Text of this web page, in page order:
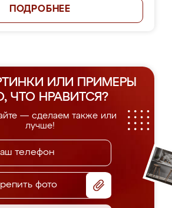
ПОДРОБНЕЕ
ИЛИ ПРИМЕРЫ
ЧТО НРАВИТСЯ?
— сделаем также или
лучше!
фото